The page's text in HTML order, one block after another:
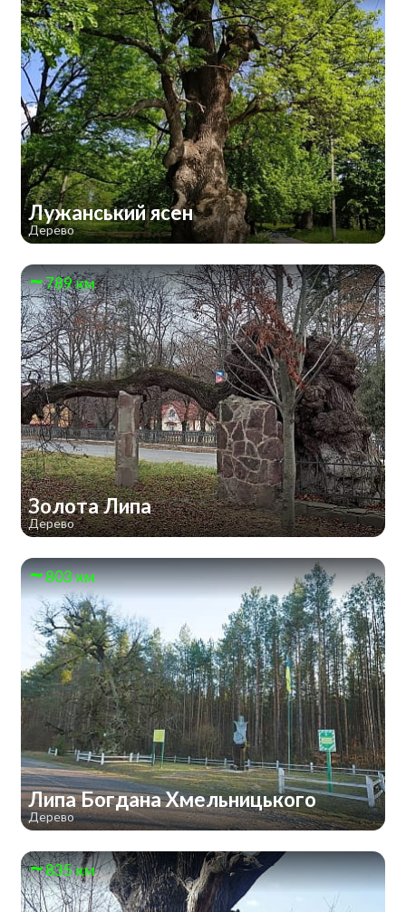
Лужанський ясен
Дерево
789 км
Золота Липа
Дерево
803 км
Липа Богдана Хмельницького
Дерево
835 км